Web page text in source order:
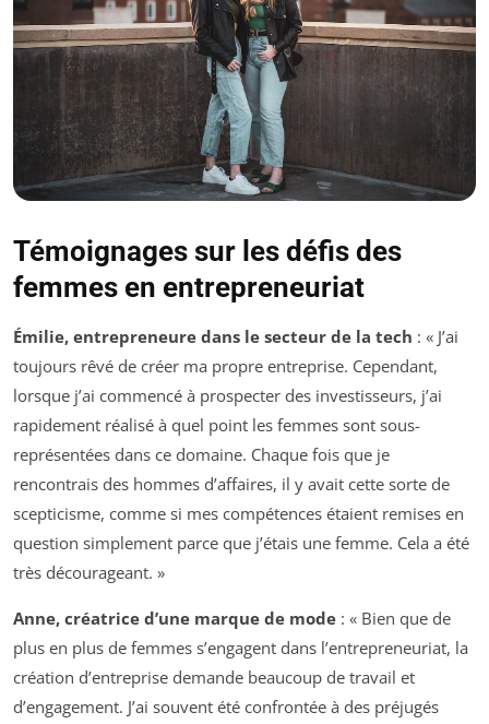
Témoignages sur les défis des
femmes en entrepreneuriat
Émilie, entrepreneure dans le secteur de la tech : « J’ai
toujours rêvé de créer ma propre entreprise. Cependant,
lorsque j’ai commencé à prospecter des investisseurs, j’ai
rapidement réalisé à quel point les femmes sont sous-
représentées dans ce domaine. Chaque fois que je
rencontrais des hommes d’affaires, il y avait cette sorte de
scepticisme, comme si mes compétences étaient remises en
question simplement parce que j’étais une femme. Cela a été
très décourageant. »
Anne, créatrice d’une marque de mode : « Bien que de
plus en plus de femmes s’engagent dans l’entrepreneuriat, la
création d’entreprise demande beaucoup de travail et
d’engagement. J’ai souvent été confrontée à des préjugés